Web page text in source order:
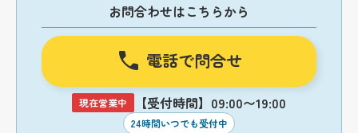
お問合わせはこちらから
電話で問合せ
現在営業中 【受付時間】09:00〜19:00
24時間いつでも受付中